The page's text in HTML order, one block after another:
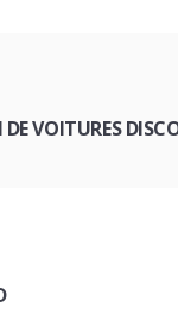
VOITURES